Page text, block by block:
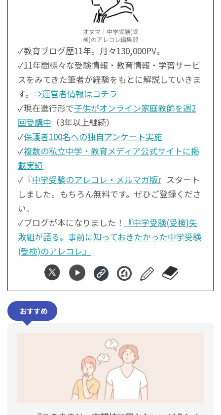
オヌマ｜中学受験(受
検)のアレコレ編集部
✓教育ブログ歴11年。月々130,000PV。
✓11年間様々な受験情報・教育情報・学習サービ
スをみてきた筆者が経験をもとに解説していきま
す。 ⇒運営者情報はコチラ
✓現在進行形で子供がオンライン家庭教師を週2
回受講中 （3年以上継続）
✓保護者100名への独自アンケート実施
✓複数の私立中学・教育メディア公式サイトに掲
載実績
✓『中学受験のアレコレ・メルマガ版』スタート
しました。もちろん無料です。ぜひご登録くださ
い。
✓ブログが本になりました！
『中学受験(受検)失
敗組が語る。事前に知っておきたかった中学受験
(受検)のアレコレ』
おすすめ